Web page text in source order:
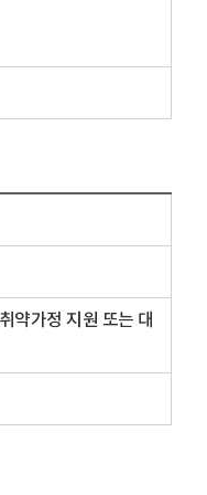
약가정 지원 또는 대